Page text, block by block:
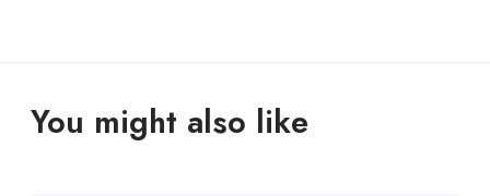
You might also like